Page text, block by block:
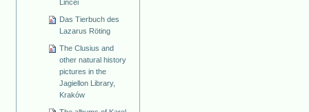
Lincei
Das Tierbuch des
Lazarus Röting
The Clusius and
other natural history
pictures in the
Jagiellon Library,
Kraków